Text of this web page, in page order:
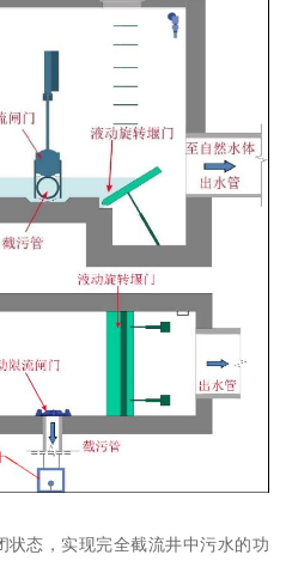
状态，实现完全截流井中污水的功